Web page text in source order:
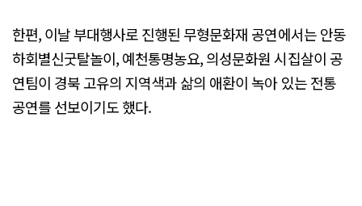
한편, 이날 부대행사로 진행된 무형문화재 공연에서는 안동
하회별신굿탈놀이, 예천통명농요, 의성문화원 시집살이 공
연팀이 경북 고유의 지역색과 삶의 애환이 녹아 있는 전통
공연를 선보이기도 했다.